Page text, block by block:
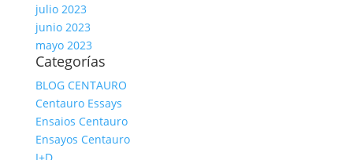
julio 2023
junio 2023
mayo 2023
Categorías
BLOG CENTAURO
Centauro Essays
Ensaios Centauro
Ensayos Centauro